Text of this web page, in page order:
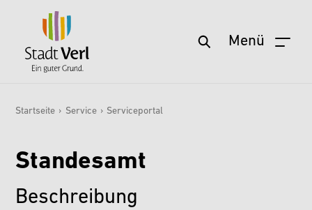
Zum Hauptinhalt springen Menü
Startseite
Aktuelles
Wohnen & Leben
Freizeit & Kultur
Startseite › Service › Serviceportal
Standesamt
Beschreibung